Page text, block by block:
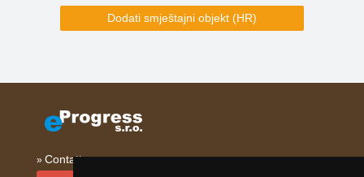
Dodati smještajni objekt (HR)
Contatto